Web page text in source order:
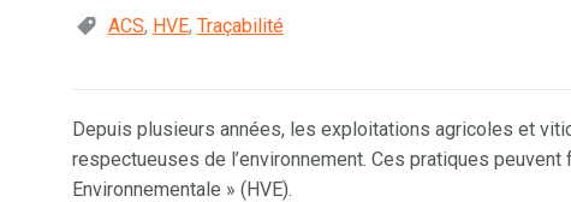
ACS, HVE, Traçabilité
Depuis plusieurs années, les exploitations agricoles et
respectueuses de l’environnement. Ces pratiques peuvent
Environnementale » (HVE).